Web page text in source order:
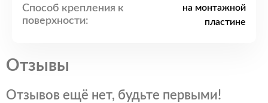
Способ крепления к
поверхности:
на монтажной
пластине
Отзывы
Отзывов ещё нет, будьте первыми!